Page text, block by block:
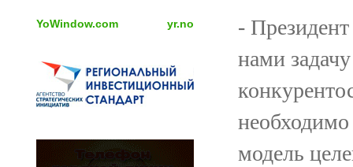
YoWindow.com yr.no
-
нами
модель